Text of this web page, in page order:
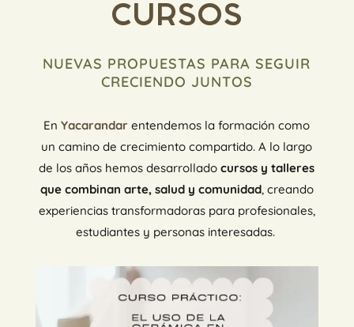
CURSOS
NUEVAS PROPUESTAS PARA SEGUIR
CRECIENDO JUNTOS
EnYacarandar entendemos la formación como
un camino de crecimiento compartido. A lo largo
de los años hemos desarrollado cursos y talleres
que combinan arte, salud y comunidad, creando
experiencias transformadoras para profesionales,
estudiantes y personas interesadas.